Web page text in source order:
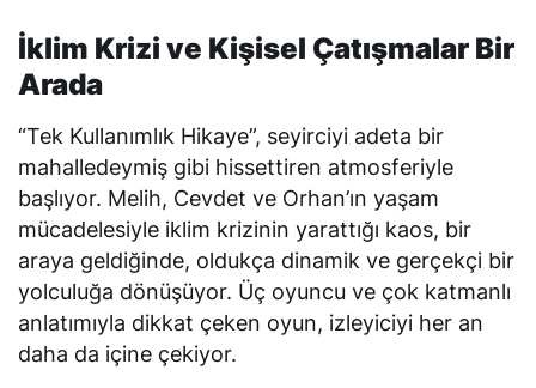
İklim Krizi ve Kişisel Çatışmalar Bir
Arada
“Tek Kullanımlık Hikaye”, seyirciyi adeta bir
mahalledeymiş gibi hissettiren atmosferiyle
başlıyor. Melih, Cevdet ve Orhan’ın yaşam
mücadelesiyle iklim krizinin yarattığı kaos, bir
araya geldiğinde, oldukça dinamik ve gerçekçi bir
yolculuğa dönüşüyor. Üç oyuncu ve çok katmanlı
anlatımıyla dikkat çeken oyun, izleyiciyi her an
daha da içine çekiyor.